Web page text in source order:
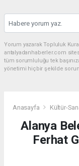
Yorum yazarak Topluluk
antalyadanhaberler.com
tüm sorumluluğu tek
yönetimi hiçbir şekilde
Anasayfa Kültür-
Alanya
Ferhat